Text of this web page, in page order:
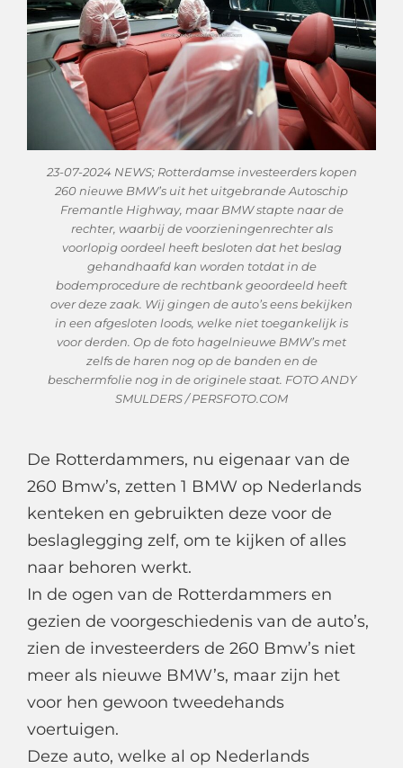
23-07-2024 NEWS; Rotterdamse investeerders kopen
260 nieuwe BMW’s uit het uitgebrande Autoschip
Fremantle Highway, maar BMW stapte naar de
rechter, waarbij de voorzieningenrechter als
voorlopig oordeel heeft besloten dat het beslag
gehandhaafd kan worden totdat in de
bodemprocedure de rechtbank geoordeeld heeft
over deze zaak. Wij gingen de auto’s eens bekijken
in een afgesloten loods, welke niet toegankelijk is
voor derden. Op de foto hagelnieuwe BMW’s met
zelfs de haren nog op de banden en de
beschermfolie nog in de originele staat. FOTO ANDY
SMULDERS / PERSFOTO.COM
De Rotterdammers, nu eigenaar van de
260 Bmw’s, zetten 1 BMW op Nederlands
kenteken en gebruikten deze voor de
beslaglegging zelf, om te kijken of alles
naar behoren werkt.
In de ogen van de Rotterdammers en
gezien de voorgeschiedenis van de auto’s,
zien de investeerders de 260 Bmw’s niet
meer als nieuwe BMW’s, maar zijn het
voor hen gewoon tweedehands
voertuigen.
Deze auto, welke al op Nederlands